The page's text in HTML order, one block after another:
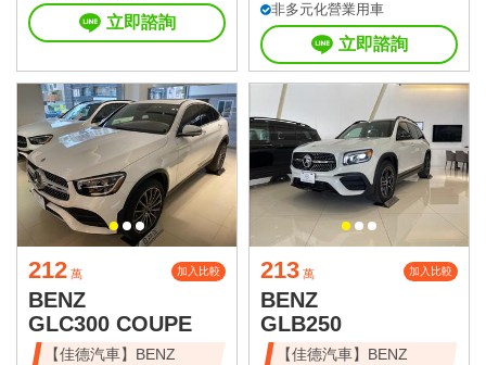
立即諮詢
非多元化營業用車
立即諮詢
212 萬 加入比較
BENZ
GLC300 COUPE
【佳德汽車】BENZ
213 萬 加入比較
BENZ
GLB250
【佳德汽車】BENZ